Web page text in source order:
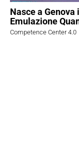
Nasce a
Emulazione
Competence Center 4.0